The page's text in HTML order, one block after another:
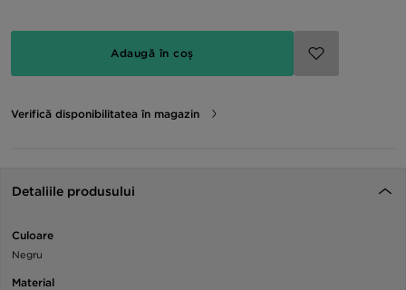
Adaugă în coș
Verifică disponibilitatea în magazin
Detaliile produsului
Culoare
Negru
Material